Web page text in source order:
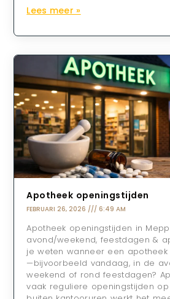
Lees meer »
Apotheek openingstijden
FEBRUARI 26, 2026 6:49 AM
Apotheek openingstijden in
avond/weekend, feestdagen &
je weten wanneer een
—bijvoorbeeld vandaag, in de
weekend of rond feestdagen?
vaak reguliere openingstijden